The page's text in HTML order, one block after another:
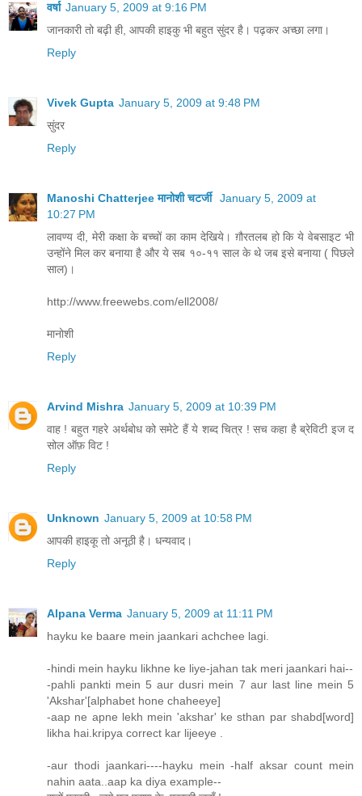
वर्षा January 5, 2009 at 9:16 PM
जानकारी तो बढ़ी ही, आपकी हाइकु भी बहुत सुंदर है। पढ़कर अच्छा लगा।
Reply
Vivek Gupta January 5, 2009 at 9:48 PM
सुंदर
Reply
Manoshi Chatterjee मानोशी चटर्जी January 5, 2009 at
10:27 PM
लावण्य दी, मेरी कक्षा के बच्चों का काम देखिये। ग़ौरतलब हो कि ये वेबसाइट भी
उन्होंने मिल कर बनाया है और ये सब १०-११ साल के थे जब इसे बनाया ( पिछले
साल)।
http://www.freewebs.com/ell2008/
मानोशी
Reply
Arvind Mishra January 5, 2009 at 10:39 PM
वाह ! बहुत गहरे अर्थबोध को समेटे हैं ये शब्द चित्र ! सच कहा है ब्रेविटी इज द
सोल ऑफ़ विट !
Reply
Unknown January 5, 2009 at 10:58 PM
आपकी हाइकू तो अनूठी है। धन्यवाद।
Reply
Alpana Verma January 5, 2009 at 11:11 PM
hayku ke baare mein jaankari achchee lagi.
-hindi mein hayku likhne ke liye-jahan tak meri jaankari hai--
-pahli pankti mein 5 aur dusri mein 7 aur last line mein 5
'Akshar'[alphabet hone chaheeye]
-aap ne apne lekh mein 'akshar' ke sthan par shabd[word]
likha hai.kripya correct kar lijeeye .
-aur thodi jaankari----hayku mein -half aksar count mein
nahin aata..aap ka diya example--